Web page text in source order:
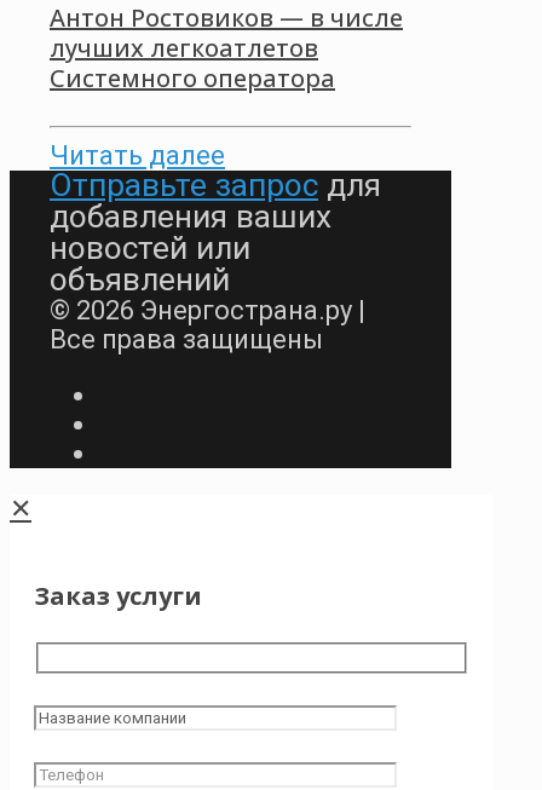
Антон Ростовиков — в числе
лучших легкоатлетов
Системного оператора
Читать далее
Отправьте запрос для
добавления ваших
новостей или
объявлений
© 2026 Энергострана.ру |
Все права защищены
✕
Заказ услуги